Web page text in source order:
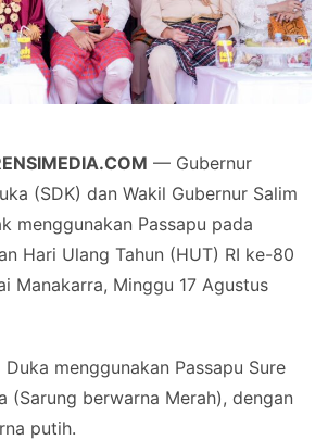
— Gubernur
(SDK) dan Wakil Gubernur Salim
menggunakan Passapu pada
Hari Ulang Tahun (HUT) RI ke-80
Manakarra, Minggu 17 Agustus
menggunakan Passapu Sure
(Sarung berwarna Merah), dengan
putih.